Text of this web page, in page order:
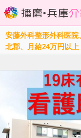
安藤外科整形外科医
北郡、月給24万円以上